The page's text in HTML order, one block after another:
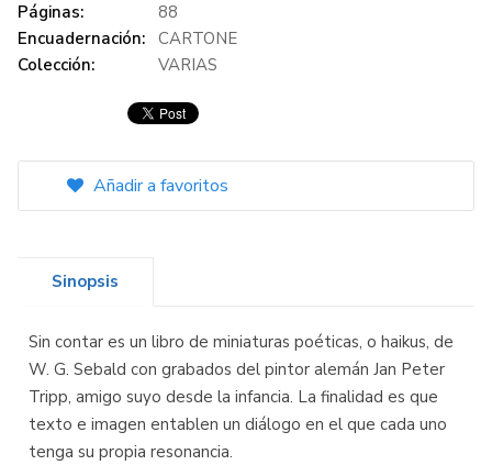
Páginas:
88
Encuadernación: CARTONE
Colección:
VARIAS
Añadir a favoritos
Sinopsis
Sin contar es un libro de miniaturas poéticas, o haikus, de
W. G. Sebald con grabados del pintor alemán Jan Peter
Tripp, amigo suyo desde la infancia. La finalidad es que
texto e imagen entablen un diálogo en el que cada uno
tenga su propia resonancia.